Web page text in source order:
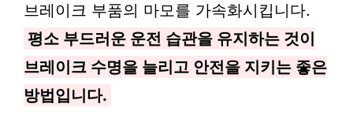
브레이크 부품의 마모를 가속화시킵니다.
평소 부드러운 운전 습관을 유지하는 것이
브레이크 수명을 늘리고 안전을 지키는 좋은
방법입니다.